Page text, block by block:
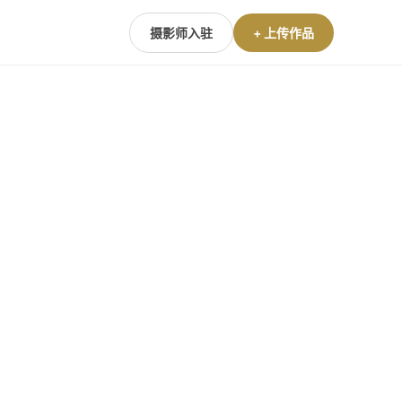
摄影师入驻 + 上传作品